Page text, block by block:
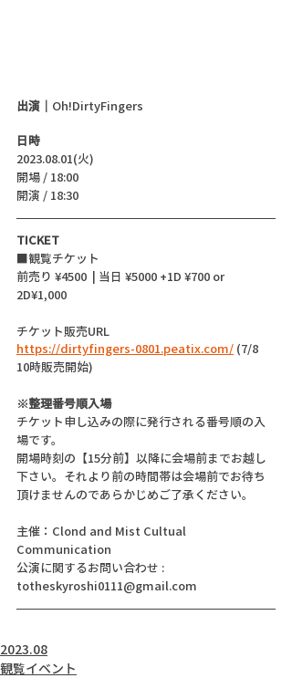
出演｜ Oh!DirtyFingers
日時
2023.08.01(火)
開場 / 18:00
開演 / 18:30
TICKET
■観覧チケット
前売り ¥4500  | 当日 ¥5000 +1D ¥700 or
2D¥1,000
チケット販売URL
https://dirtyfingers-0801.peatix.com/ (7/8
10時販売開始)
※整理番号順入場
チケット申し込みの際に発行される番号順の入
場です。
開場時刻の【15分前】以降に会場前までお越し
下さい。それより前の時間帯は会場前でお待ち
頂けませんのであらかじめご了承ください。
主催：Clond and Mist Cultual
Communication
公演に関するお問い合わせ :
totheskyroshi0111@gmail.com
2023.08
観覧イベント